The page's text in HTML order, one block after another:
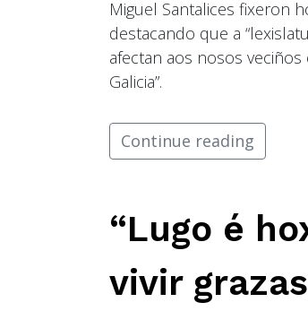
Miguel Santalices fixeron
destacando que a
afectan aos nosos
Galicia”.
Continue reading
“Lugo é
vivir